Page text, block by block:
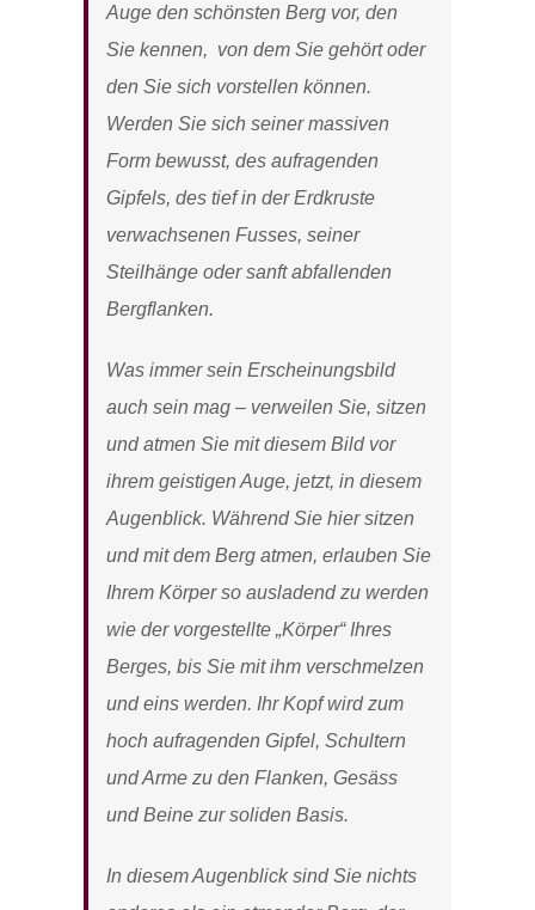
Auge den schönsten Berg vor, den
Sie kennen, von dem Sie gehört oder
den Sie sich vorstellen können.
Werden Sie sich seiner massiven
Form bewusst, des aufragenden
Gipfels, des tief in der Erdkruste
verwachsenen Fusses, seiner
Steilhänge oder sanft abfallenden
Bergflanken.
Was immer sein Erscheinungsbild
auch sein mag – verweilen Sie, sitzen
und atmen Sie mit diesem Bild vor
ihrem geistigen Auge, jetzt, in diesem
Augenblick. Während Sie hier sitzen
und mit dem Berg atmen, erlauben Sie
Ihrem Körper so ausladend zu werden
wie der vorgestellte „Körper“ Ihres
Berges, bis Sie mit ihm verschmelzen
und eins werden. Ihr Kopf wird zum
hoch aufragenden Gipfel, Schultern
und Arme zu den Flanken, Gesäss
und Beine zur soliden Basis.
In diesem Augenblick sind Sie nichts